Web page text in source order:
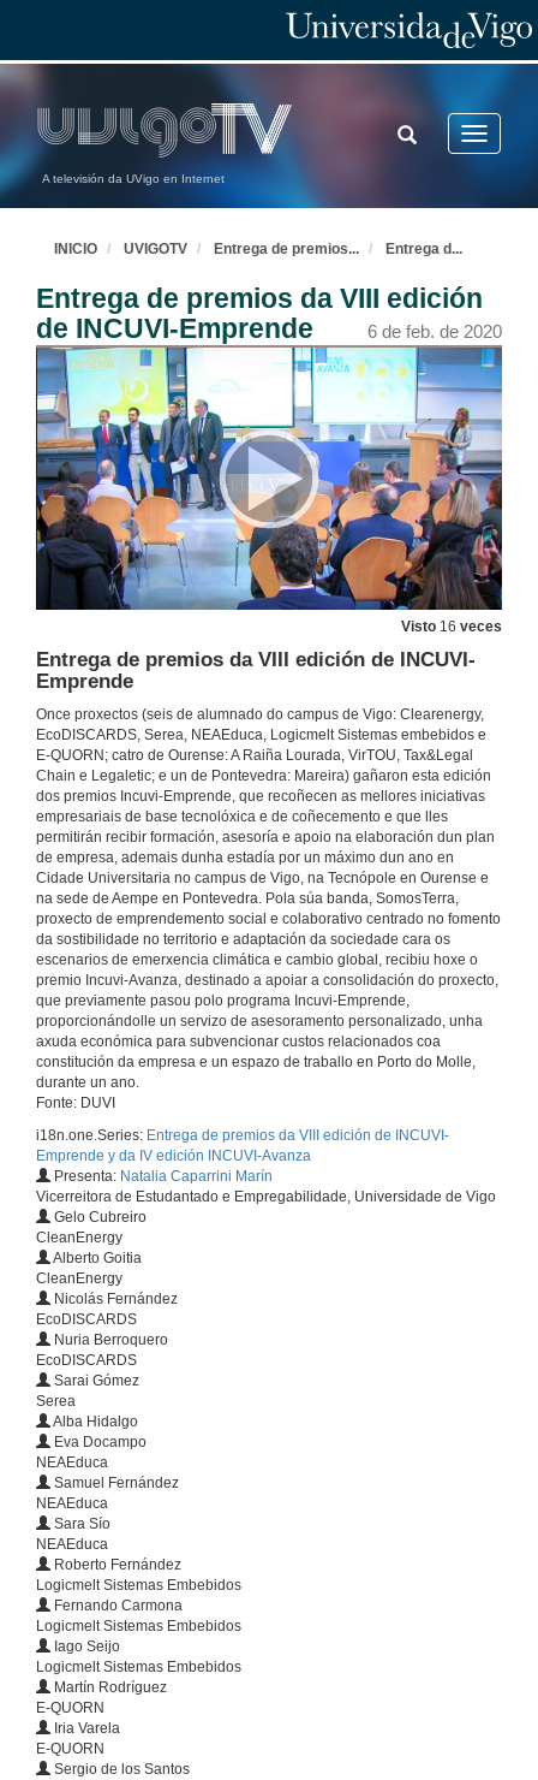
A televisión da UVigo en Internet
Toggle
TOGGLE
SEARCH
INICIO UVIGOTV Entrega de premios... Entrega d...
Entrega de premios da VIII edición
de INCUVI-Emprende
6 de feb. de 2020
Visto 16 veces
Entrega de premios da VIII edición de INCUVI-
Emprende
Once proxectos (seis de alumnado do campus de Vigo: Clearenergy,
EcoDISCARDS, Serea, NEAEduca, Logicmelt Sistemas embebidos e
E-QUORN; catro de Ourense: A Raiña Lourada, VirTOU, Tax&Legal
Chain e Legaletic; e un de Pontevedra: Mareira) gañaron esta edición
dos premios Incuvi-Emprende, que recoñecen as mellores iniciativas
empresariais de base tecnolóxica e de coñecemento e que lles
permitirán recibir formación, asesoría e apoio na elaboración dun plan
de empresa, ademais dunha estadía por un máximo dun ano en
Cidade Universitaria no campus de Vigo, na Tecnópole en Ourense e
na sede de Aempe en Pontevedra. Pola súa banda, SomosTerra,
proxecto de emprendemento social e colaborativo centrado no fomento
da sostibilidade no territorio e adaptación da sociedade cara os
escenarios de emerxencia climática e cambio global, recibiu hoxe o
premio Incuvi-Avanza, destinado a apoiar a consolidación do proxecto,
que previamente pasou polo programa Incuvi-Emprende,
proporcionándolle un servizo de asesoramento personalizado, unha
axuda económica para subvencionar custos relacionados coa
constitución da empresa e un espazo de traballo en Porto do Molle,
durante un ano.
Fonte: DUVI
i18n.one.Series: Entrega de premios da VIII edición de INCUVI-
Emprende y da IV edición INCUVI-Avanza
Presenta: Natalia Caparrini Marín
Vicerreitora de Estudantado e Empregabilidade, Universidade de Vigo
Gelo Cubreiro
CleanEnergy
Alberto Goitia
CleanEnergy
Nicolás Fernández
EcoDISCARDS
Nuria Berroquero
EcoDISCARDS
Sarai Gómez
Serea
Alba Hidalgo
Eva Docampo
NEAEduca
Samuel Fernández
NEAEduca
Sara Sío
NEAEduca
Roberto Fernández
Logicmelt Sistemas Embebidos
Fernando Carmona
Logicmelt Sistemas Embebidos
Iago Seijo
Logicmelt Sistemas Embebidos
Martín Rodríguez
E-QUORN
Iria Varela
E-QUORN
Sergio de los Santos